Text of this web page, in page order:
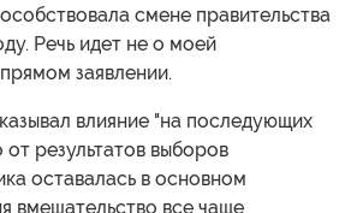
смене правительства
Речь идет не о моей
заявлении.
влияние "на последующих
от результатов выборов
оставалась в основном
вмешательство все чаще